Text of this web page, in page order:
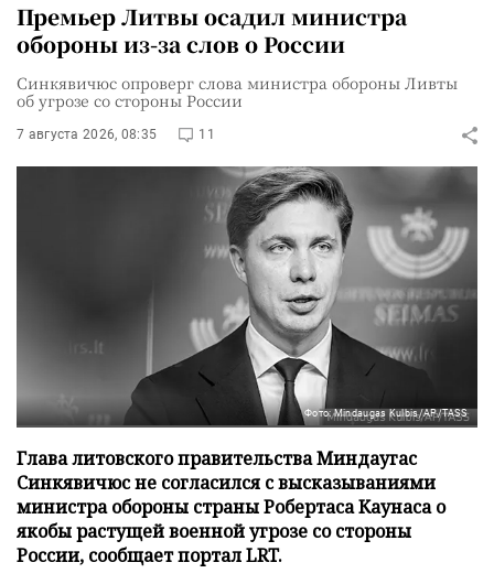
Премьер Литвы осадил министра
обороны из-за слов о России
Синкявичюс опроверг слова министра обороны Ливты
об угрозе со стороны России
7 августа 2026, 08:35 11
Фото: Mindaugas Kulbis/AP/TASS
Глава литовского правительства Миндаугас
Синкявичюс не согласился с высказываниями
министра обороны страны Робертаса Каунаса о
якобы растущей военной угрозе со стороны
России, сообщает портал LRT.